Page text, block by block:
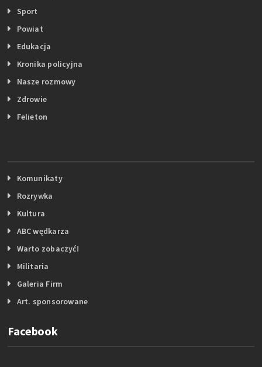
Sport
Powiat
Edukacja
Kronika policyjna
Nasze rozmowy
Zdrowie
Felieton
Komunikaty
Rozrywka
Kultura
ABC wędkarza
Warto zobaczyć!
Militaria
Galeria Firm
Art. sponsorowane
Facebook